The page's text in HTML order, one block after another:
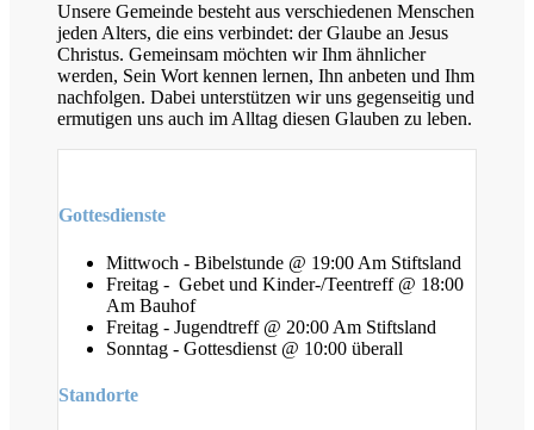
Unsere Gemeinde besteht aus verschiedenen Menschen
jeden Alters, die eins verbindet: der Glaube an Jesus
Christus. Gemeinsam möchten wir Ihm ähnlicher
werden, Sein Wort kennen lernen, Ihn anbeten und Ihm
nachfolgen. Dabei unterstützen wir uns gegenseitig und
ermutigen uns auch im Alltag diesen Glauben zu leben.
Gottesdienste
Mittwoch - Bibelstunde @ 19:00 Am Stiftsland
Freitag - Gebet und Kinder-/Teentreff @ 18:00
Am Bauhof
Freitag - Jugendtreff @ 20:00 Am Stiftsland
Sonntag - Gottesdienst @ 10:00 überall
Standorte